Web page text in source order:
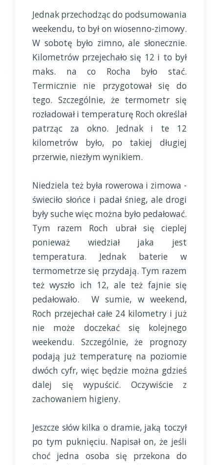
Jednak przechodząc do podsumowania
weekendu, to był on wiosenno-zimowy.
W sobotę było zimno, ale słonecznie.
Kilometrów przejechało się 12 i to był
maks. na co Rocha było stać.
Termicznie nie przygotował się do
tego. Szczególnie, że termometr się
rozładował i temperaturę Roch określał
patrząc za okno. Jednak i te 12
kilometrów było, po takiej długiej
przerwie, niezłym wynikiem.
Niedziela też była rowerowa i zimowa -
świeciło słońce i padał śnieg, ale drogi
były suche więc można było pedałować.
Tym razem Roch ubrał się cieplej
ponieważ wiedział jaka jest
temperatura. Jednak baterie w
termometrze się przydają. Tym razem
też wyszło ich 12, ale też fajnie się
pedałowało. W sumie, w weekend,
Roch przejechał całe 24 kilometry i już
nie może doczekać się kolejnego
weekendu. Szczególnie, że prognozy
podają już temperaturę na poziomie
dwóch cyfr, więc będzie można gdzieś
dalej się wypuścić. Oczywiście z
zachowaniem higieny.
Jeszcze słów kilka o dramie, jaką toczył
po tym puknięciu. Napisał on, że jeśli
choć jedna osoba się przekona do